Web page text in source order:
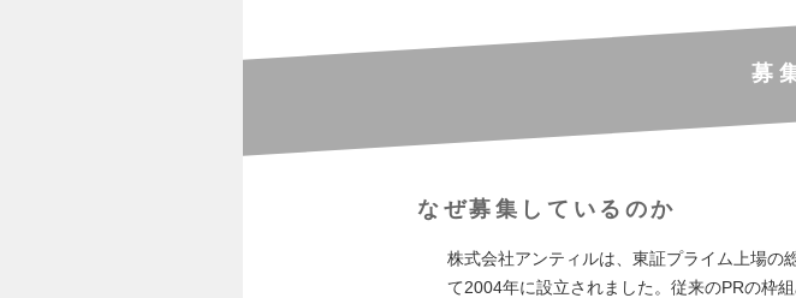
募
なぜ募集しているのか
株式会社アンティルは、東証プライム上場の
て2004年に設立されました。従来のPRの枠